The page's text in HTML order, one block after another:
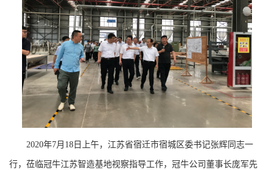
2020年7月18日上午，江苏省宿迁市宿城区委书记张辉同志一
行，莅临冠牛江苏智造基地视察指导工作，冠牛公司董事长庞军先